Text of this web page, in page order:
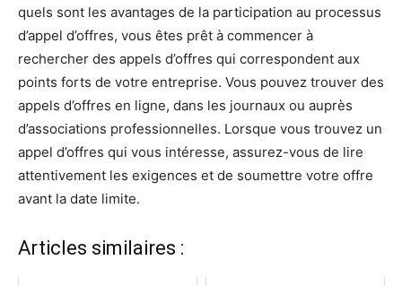
quels sont les avantages de la participation au processus
d’appel d’offres, vous êtes prêt à commencer à
rechercher des appels d’offres qui correspondent aux
points forts de votre entreprise. Vous pouvez trouver des
appels d’offres en ligne, dans les journaux ou auprès
d’associations professionnelles. Lorsque vous trouvez un
appel d’offres qui vous intéresse, assurez-vous de lire
attentivement les exigences et de soumettre votre offre
avant la date limite.
Articles similaires :